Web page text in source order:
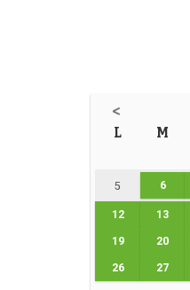
<
L M
5 6
12 13
19 20
26 27